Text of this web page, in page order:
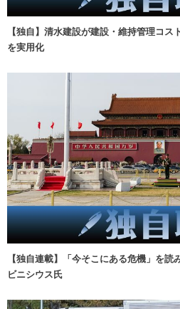
【独自】清水建設が建設・維持管理コ
を実用化
【独自連載】「今そこにある危機」を
ビニシウス氏